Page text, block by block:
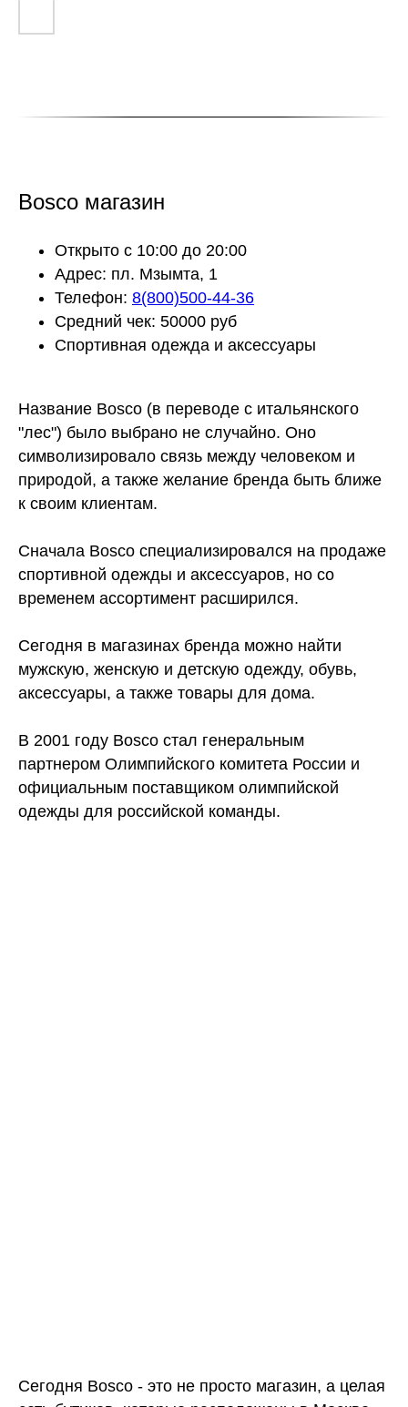
Bosco магазин
Открыто с 10:00 до 20:00
Адрес: пл. Мзымта, 1
Телефон: 8(800)500-44-36
Средний чек: 50000 руб
Спортивная одежда и аксессуары
Название Bosco (в переводе с итальянского
"лес") было выбрано не случайно. Оно
символизировало связь между человеком и
природой, а также желание бренда быть ближе
к своим клиентам.
Сначала Bosco специализировался на продаже
спортивной одежды и аксессуаров, но со
временем ассортимент расширился.
Сегодня в магазинах бренда можно найти
мужскую, женскую и детскую одежду, обувь,
аксессуары, а также товары для дома.
В 2001 году Bosco стал генеральным
партнером Олимпийского комитета России и
официальным поставщиком олимпийской
одежды для российской команды.
Сегодня Bosco - это не просто магазин, а целая